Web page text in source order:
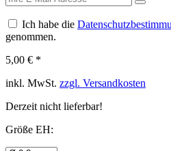
Ich habe die
genommen.
5,00 € *
inkl. MwSt. zzgl. Versandkosten
Derzeit nicht lieferbar!
Größe EH: